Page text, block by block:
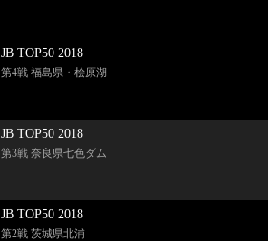
JB TOP50 2018
第4戦 福島県・桧原湖
JB TOP50 2018
第3戦 奈良県七色ダム
JB TOP50 2018
第2戦 茨城県北浦